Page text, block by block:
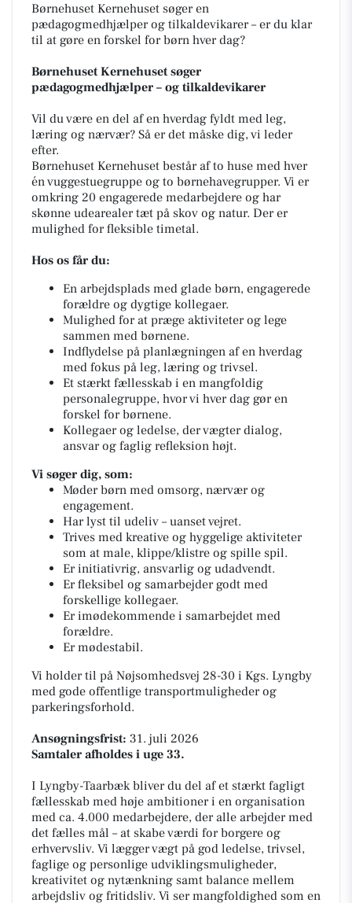
Børnehuset Kernehuset søger en
pædagogmedhjælper og tilkaldevikarer – er du klar
til at gøre en forskel for børn hver dag?
Børnehuset Kernehuset søger
pædagogmedhjælper – og tilkaldevikarer
Vil du være en del af en hverdag fyldt med leg,
læring og nærvær? Så er det måske dig, vi leder
efter.
Børnehuset Kernehuset består af to huse med hver
én vuggestuegruppe og to børnehavegrupper. Vi er
omkring 20 engagerede medarbejdere og har
skønne udearealer tæt på skov og natur. Der er
mulighed for fleksible timetal.
Hos os får du:
En arbejdsplads med glade børn, engagerede
forældre og dygtige kollegaer.
Mulighed for at præge aktiviteter og lege
sammen med børnene.
Indflydelse på planlægningen af en hverdag
med fokus på leg, læring og trivsel.
Et stærkt fællesskab i en mangfoldig
personalegruppe, hvor vi hver dag gør en
forskel for børnene.
Kollegaer og ledelse, der vægter dialog,
ansvar og faglig refleksion højt.
Vi søger dig, som:
Møder børn med omsorg, nærvær og
engagement.
Har lyst til udeliv – uanset vejret.
Trives med kreative og hyggelige aktiviteter
som at male, klippe/klistre og spille spil.
Er initiativrig, ansvarlig og udadvendt.
Er fleksibel og samarbejder godt med
forskellige kollegaer.
Er imødekommende i samarbejdet med
forældre.
Er mødestabil.
Vi holder til på Nøjsomhedsvej 28-30 i Kgs. Lyngby
med gode offentlige transportmuligheder og
parkeringsforhold.
Ansøgningsfrist: 31. juli 2026
Samtaler afholdes i uge 33.
I Lyngby-Taarbæk bliver du del af et stærkt fagligt
fællesskab med høje ambitioner i en organisation
med ca. 4.000 medarbejdere, der alle arbejder med
det fælles mål – at skabe værdi for borgere og
erhvervsliv. Vi lægger vægt på god ledelse, trivsel,
faglige og personlige udviklingsmuligheder,
kreativitet og nytænkning samt balance mellem
arbejdsliv og fritidsliv. Vi ser mangfoldighed som en